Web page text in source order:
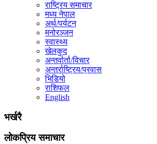
राष्ट्रिय समाचार
मध्य नेपाल
अर्थ/पर्यटन
मनोरञ्जन
स्वास्थ्य
खेलकुद
अन्तर्वार्ता/विचार
अन्तर्राष्ट्रिय/प्रवास
भिडियो
राशिफल
English
भर्खरै
लोकप्रिय समाचार